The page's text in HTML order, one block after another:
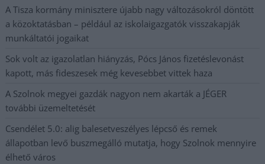
A Tisza kormány minisztere újabb nagy változásokról döntött
a közoktatásban – például az iskolaigazgatók visszakapják
munkáltatói jogaikat
Sok volt az igazolatlan hiányzás, Pócs János fizetéslevonást
kapott, más fideszesek még kevesebbet vittek haza
A Szolnok megyei gazdák nagyon nem akarták a JÉGER
további üzemeltetését
Csendélet 5.0: alig balesetveszélyes lépcső és remek
állapotban levő buszmegálló mutatja, hogy Szolnok mennyire
élhető város